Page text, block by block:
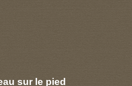
sur le pied